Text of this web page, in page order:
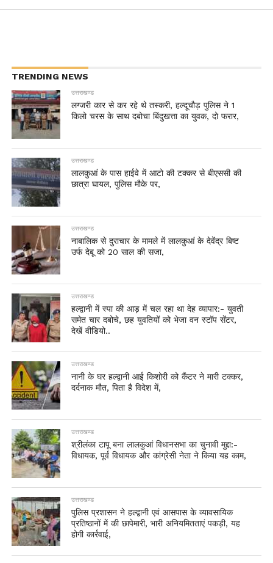
TRENDING NEWS
उत्तराखण्ड
लग्जरी कार से कर रहे थे तस्करी, हल्दूचौड़ पुलिस ने 1
किलो चरस के साथ दबोचा बिंदुखत्ता का युवक, दो फरार,
उत्तराखण्ड
लालकुआं के पास हाईवे में आटो की टक्कर से बीएससी की
छात्रा घायल, पुलिस मौके पर,
उत्तराखण्ड
नाबालिक से दुराचार के मामले में लालकुआं के देवेंद्र बिष्ट
उर्फ देबू को 20 साल की सजा,
उत्तराखण्ड
हल्द्वानी में स्पा की आड़ में चल रहा था देह व्यापार:- युवती
समेत चार दबोचे, छह युवतियों को भेजा वन स्टॉप सेंटर,
देखें वीडियो..
उत्तराखण्ड
नानी के घर हल्द्वानी आई किशोरी को कैंटर ने मारी टक्कर,
दर्दनाक मौत, पिता है विदेश में,
उत्तराखण्ड
श्रीलंका टापू बना लालकुआं विधानसभा का चुनावी मुद्दा:-
विधायक, पूर्व विधायक और कांग्रेसी नेता ने किया यह काम,
उत्तराखण्ड
पुलिस प्रशासन ने हल्द्वानी एवं आसपास के व्यावसायिक
प्रतिष्ठानों में की छापेमारी, भारी अनियमितताएं पकड़ी, यह
होगी कार्रवाई,